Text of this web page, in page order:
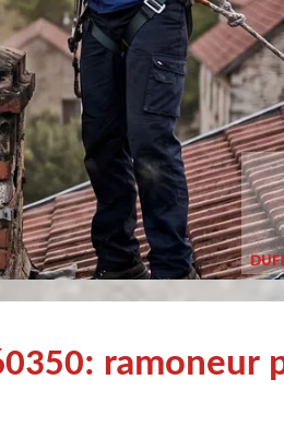
Christophe Mce
Très professionnel et surtout un rendez vous rapide pour un ramonage efficace
ramoneur